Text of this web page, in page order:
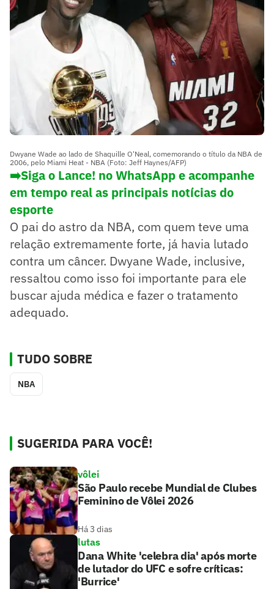
Dwyane Wade ao lado de Shaquille O'Neal, comemorando o título da NBA de
2006, pelo Miami Heat - NBA (Foto: Jeff Haynes/AFP)
➡️Siga o Lance! no WhatsApp e acompanhe
em tempo real as principais notícias do
esporte
O pai do astro da NBA, com quem teve uma
relação extremamente forte, já havia lutado
contra um câncer. Dwyane Wade, inclusive,
ressaltou como isso foi importante para ele
buscar ajuda médica e fazer o tratamento
adequado.
TUDO SOBRE
NBA
SUGERIDA PARA VOCÊ!
vôlei
São Paulo recebe Mundial de Clubes
Feminino de Vôlei 2026
Há 3 dias
lutas
Dana White 'celebra dia' após morte
de lutador do UFC e sofre críticas:
'Burrice'